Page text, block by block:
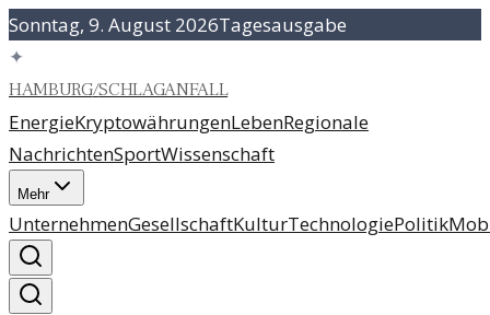
Sonntag, 9. August 2026Tagesausgabe
✦
HAMBURG/SCHLAGANFALL
EnergieKryptowährungenLebenRegionale
NachrichtenSportWissenschaft
Mehr
UnternehmenGesellschaftKulturTechnologiePolitik